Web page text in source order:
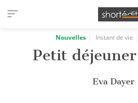
Panneau de gestion des cookies
Nouvelles Instant de vie
Petit
Eva Dayer